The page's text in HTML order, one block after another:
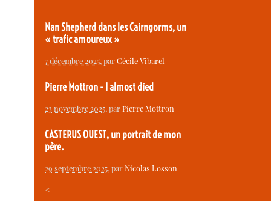
Nan Shepherd dans les Cairngorms, un
« trafic amoureux »
7 décembre 2025, parCécile Vibarel
Pierre Mottron - I almost died
23 novembre 2025, parPierre Mottron
CASTERUS OUEST, un portrait de mon
père.
29 septembre 2025, parNicolas Losson
<